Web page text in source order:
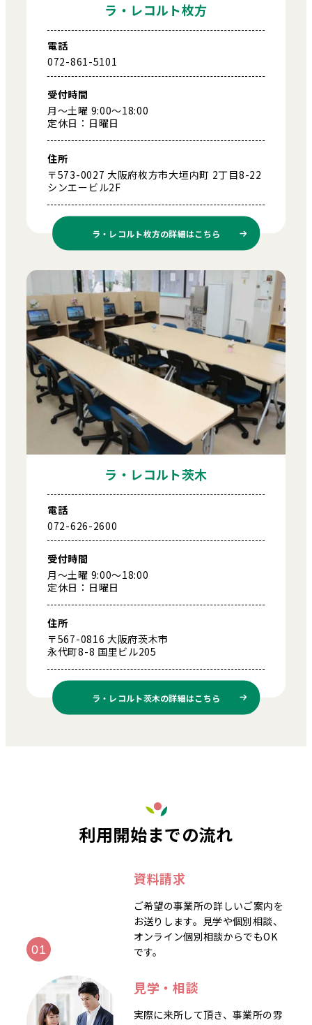
ラ・レコルト枚方
電話
072-861-5101
受付時間
月～土曜 9:00～18:00
定休日：日曜日
住所
〒573-0027 大阪府枚方市大垣内町 2丁目8-22
シンエービル2F
ラ・レコルト枚方の詳細はこちら
ラ・レコルト茨木
電話
072-626-2600
受付時間
月～土曜 9:00～18:00
定休日：日曜日
住所
〒567-0816 大阪府茨木市
永代町8-8 国里ビル205
ラ・レコルト茨木の詳細はこちら
利用開始までの流れ
資料請求
ご希望の事業所の詳しいご案内を
お送りします。見学や個別相談、
オンライン個別相談からでもOK
です。
見学・相談
実際に来所して頂き、事業所の雰